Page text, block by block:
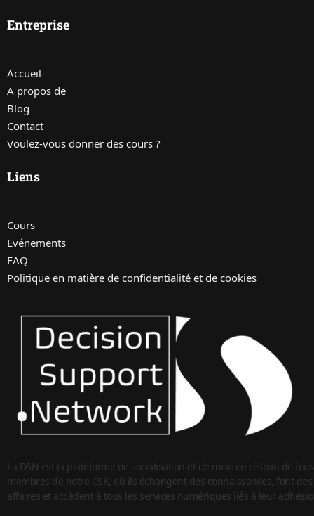
Entreprise
Accueil
A propos de
Blog
Contact
Voulez-vous donner des cours ?
Liens
Cours
Evénements
FAQ
Politique en matière de confidentialité et de cookies
La DSN est la plateforme de socialisation et de mise en réseau de
membres de notre CSK, où ils échangent des connaissances, font des
affaires et accèdent à tous les services numériques liés à leur